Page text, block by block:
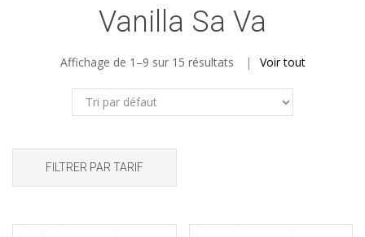
Vanilla Sa Va
Affichage de 1–9 sur 15 résultats Voir tout
FILTRER PAR TARIF